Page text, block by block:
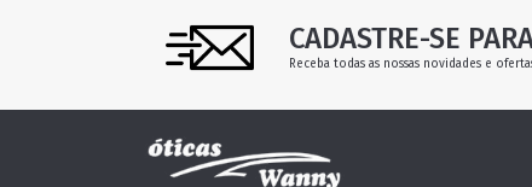
CADASTRE-SE
Receba todas as nossas novidades e